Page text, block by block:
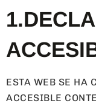
ESTA WEB SE HA
ACCESIBLE